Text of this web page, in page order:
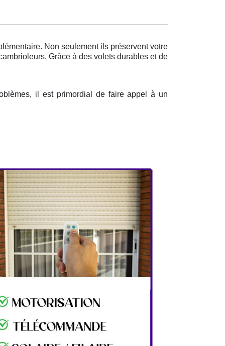
Non seulement ils préservent votre
Grâce à des volets durables et de
il est primordial de faire appel à un